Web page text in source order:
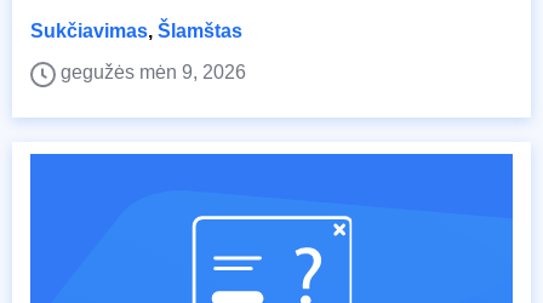
Sukčiavimas, Šlamštas
gegužės mėn 9, 2026